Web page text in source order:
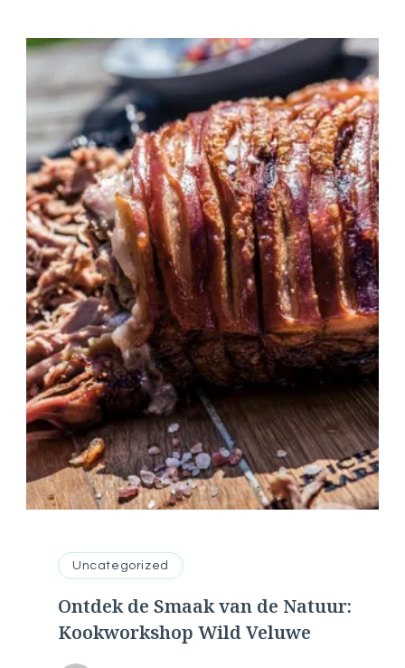
Uncategorized
Ontdek de Smaak van de Natuur:
Kookworkshop Wild Veluwe